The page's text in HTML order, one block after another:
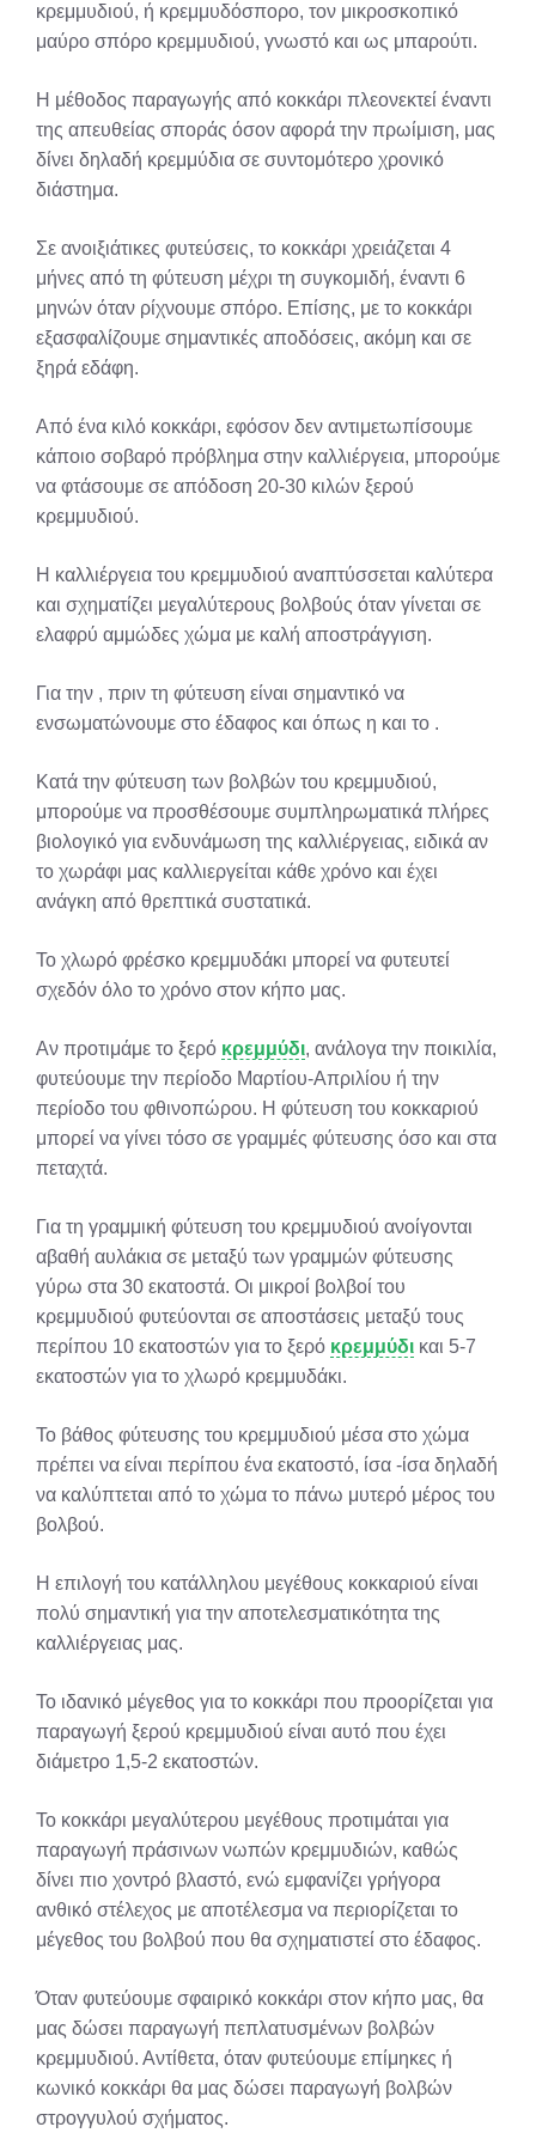
κρεμμυδιού, ή κρεμμυδόσπορο, τον μικροσκοπικό
μαύρο σπόρο κρεμμυδιού, γνωστό και ως μπαρούτι.
Η μέθοδος παραγωγής από κοκκάρι πλεονεκτεί έναντι
της απευθείας σποράς όσον αφορά την πρωίμιση, μας
δίνει δηλαδή κρεμμύδια σε συντομότερο χρονικό
διάστημα.
Σε ανοιξιάτικες φυτεύσεις, το κοκκάρι χρειάζεται 4
μήνες από τη φύτευση μέχρι τη συγκομιδή, έναντι 6
μηνών όταν ρίχνουμε σπόρο. Επίσης, με το κοκκάρι
εξασφαλίζουμε σημαντικές αποδόσεις, ακόμη και σε
ξηρά εδάφη.
Από ένα κιλό κοκκάρι, εφόσον δεν αντιμετωπίσουμε
κάποιο σοβαρό πρόβλημα στην καλλιέργεια, μπορούμε
να φτάσουμε σε απόδοση 20-30 κιλών ξερού
κρεμμυδιού.
Η καλλιέργεια του κρεμμυδιού αναπτύσσεται καλύτερα
και σχηματίζει μεγαλύτερους βολβούς όταν γίνεται σε
ελαφρύ αμμώδες χώμα με καλή αποστράγγιση.
Για την , πριν τη φύτευση είναι σημαντικό να
ενσωματώνουμε στο έδαφος και όπως η και το .
Κατά την φύτευση των βολβών του κρεμμυδιού,
μπορούμε να προσθέσουμε συμπληρωματικά πλήρες
βιολογικό για ενδυνάμωση της καλλιέργειας, ειδικά αν
το χωράφι μας καλλιεργείται κάθε χρόνο και έχει
ανάγκη από θρεπτικά συστατικά.
Το χλωρό φρέσκο κρεμμυδάκι μπορεί να φυτευτεί
σχεδόν όλο το χρόνο στον κήπο μας.
Αν προτιμάμε το ξερό κρεμμύδι, ανάλογα την ποικιλία,
φυτεύουμε την περίοδο Μαρτίου-Απριλίου ή την
περίοδο του φθινοπώρου. Η φύτευση του κοκκαριού
μπορεί να γίνει τόσο σε γραμμές φύτευσης όσο και στα
πεταχτά.
Για τη γραμμική φύτευση του κρεμμυδιού ανοίγονται
αβαθή αυλάκια σε μεταξύ των γραμμών φύτευσης
γύρω στα 30 εκατοστά. Οι μικροί βολβοί του
κρεμμυδιού φυτεύονται σε αποστάσεις μεταξύ τους
περίπου 10 εκατοστών για το ξερό κρεμμύδι και 5-7
εκατοστών για το χλωρό κρεμμυδάκι.
Το βάθος φύτευσης του κρεμμυδιού μέσα στο χώμα
πρέπει να είναι περίπου ένα εκατοστό, ίσα -ίσα δηλαδή
να καλύπτεται από το χώμα το πάνω μυτερό μέρος του
βολβού.
Η επιλογή του κατάλληλου μεγέθους κοκκαριού είναι
πολύ σημαντική για την αποτελεσματικότητα της
καλλιέργειας μας.
Το ιδανικό μέγεθος για το κοκκάρι που προορίζεται για
παραγωγή ξερού κρεμμυδιού είναι αυτό που έχει
διάμετρο 1,5-2 εκατοστών.
Το κοκκάρι μεγαλύτερου μεγέθους προτιμάται για
παραγωγή πράσινων νωπών κρεμμυδιών, καθώς
δίνει πιο χοντρό βλαστό, ενώ εμφανίζει γρήγορα
ανθικό στέλεχος με αποτέλεσμα να περιορίζεται το
μέγεθος του βολβού που θα σχηματιστεί στο έδαφος.
Όταν φυτεύουμε σφαιρικό κοκκάρι στον κήπο μας, θα
μας δώσει παραγωγή πεπλατυσμένων βολβών
κρεμμυδιού. Αντίθετα, όταν φυτεύουμε επίμηκες ή
κωνικό κοκκάρι θα μας δώσει παραγωγή βολβών
στρογγυλού σχήματος.